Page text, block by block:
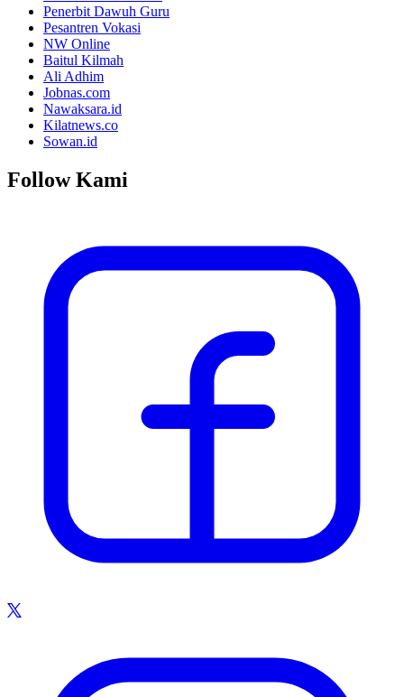
Penerbit Dawuh Guru
Pesantren Vokasi
NW Online
Baitul Kilmah
Ali Adhim
Jobnas.com
Nawaksara.id
Kilatnews.co
Sowan.id
Follow Kami